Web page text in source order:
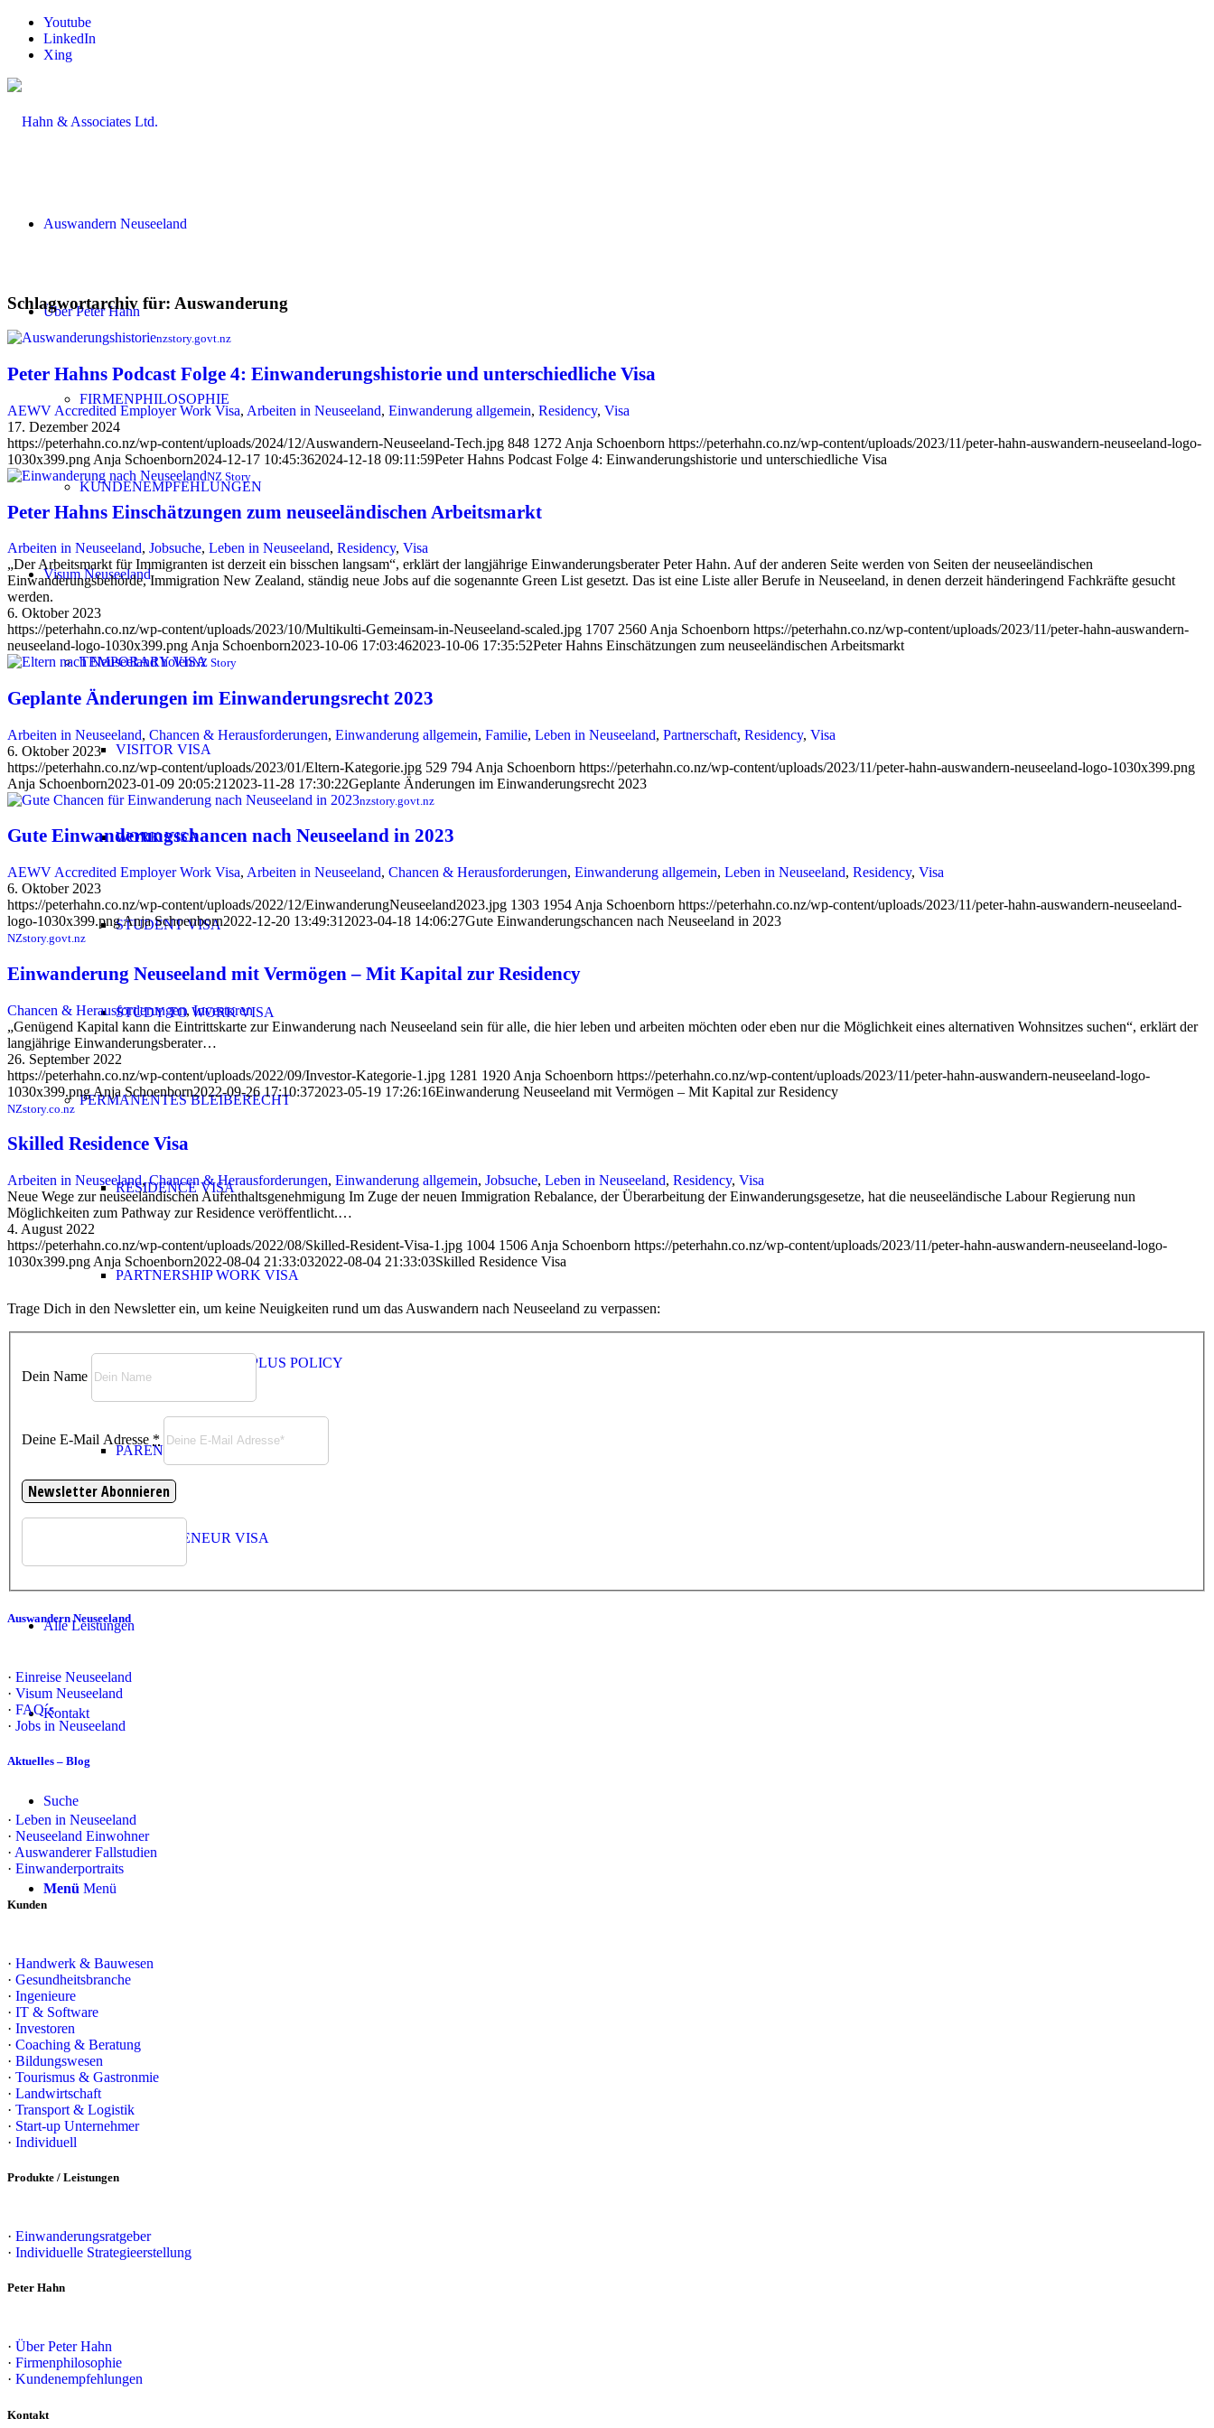
Youtube
LinkedIn
Xing
Auswandern Neuseeland
Über Peter Hahn
FIRMENPHILOSOPHIE
KUNDENEMPFEHLUNGEN
Visum Neuseeland
TEMPORARY VISA
VISITOR VISA
WORK VISA
STUDENT VISA
STUDY TO WORK VISA
PERMANENTES BLEIBERECHT
RESIDENCE VISA
PARTNERSHIP WORK VISA
ACTIVE INVESTOR PLUS POLICY
PARENT CATEGORIES
ENTREPRENEUR VISA
Alle Leistungen
Kontakt
Suche
Menü Menü
Schlagwortarchiv für: Auswanderung
nzstory.govt.nz
Peter Hahns Podcast Folge 4: Einwanderungshistorie und unterschiedliche Visa
AEWV Accredited Employer Work Visa, Arbeiten in Neuseeland, Einwanderung allgemein, Residency, Visa
17. Dezember 2024
https://peterhahn.co.nz/wp-content/uploads/2024/12/Auswandern-Neuseeland-Tech.jpg 848 1272 Anja Schoenborn https://peterhahn.co.nz/wp-content/uploads/2023/11/peter-hahn-auswandern-neuseeland-logo-
1030x399.png Anja Schoenborn2024-12-17 10:45:362024-12-18 09:11:59Peter Hahns Podcast Folge 4: Einwanderungshistorie und unterschiedliche Visa
NZ Story
Peter Hahns Einschätzungen zum neuseeländischen Arbeitsmarkt
Arbeiten in Neuseeland, Jobsuche, Leben in Neuseeland, Residency, Visa
„Der Arbeitsmarkt für Immigranten ist derzeit ein bisschen langsam“, erklärt der langjährige Einwanderungsberater Peter Hahn. Auf der anderen Seite werden von Seiten der neuseeländischen
Einwanderungsbehörde, Immigration New Zealand, ständig neue Jobs auf die sogenannte Green List gesetzt. Das ist eine Liste aller Berufe in Neuseeland, in denen derzeit händeringend Fachkräfte gesucht
werden.
6. Oktober 2023
https://peterhahn.co.nz/wp-content/uploads/2023/10/Multikulti-Gemeinsam-in-Neuseeland-scaled.jpg 1707 2560 Anja Schoenborn https://peterhahn.co.nz/wp-content/uploads/2023/11/peter-hahn-auswandern-
neuseeland-logo-1030x399.png Anja Schoenborn2023-10-06 17:03:462023-10-06 17:35:52Peter Hahns Einschätzungen zum neuseeländischen Arbeitsmarkt
NZ Story
Geplante Änderungen im Einwanderungsrecht 2023
Arbeiten in Neuseeland, Chancen & Herausforderungen, Einwanderung allgemein, Familie, Leben in Neuseeland, Partnerschaft, Residency, Visa
6. Oktober 2023
https://peterhahn.co.nz/wp-content/uploads/2023/01/Eltern-Kategorie.jpg 529 794 Anja Schoenborn https://peterhahn.co.nz/wp-content/uploads/2023/11/peter-hahn-auswandern-neuseeland-logo-1030x399.png
Anja Schoenborn2023-01-09 20:05:21 2023-11-28 17:30:22Geplante Änderungen im Einwanderungsrecht 2023
nzstory.govt.nz
Gute Einwanderungschancen nach Neuseeland in 2023
AEWV Accredited Employer Work Visa, Arbeiten in Neuseeland, Chancen & Herausforderungen, Einwanderung allgemein, Leben in Neuseeland, Residency, Visa
6. Oktober 2023
https://peterhahn.co.nz/wp-content/uploads/2022/12/EinwanderungNeuseeland2023.jpg 1303 1954 Anja Schoenborn https://peterhahn.co.nz/wp-content/uploads/2023/11/peter-hahn-auswandern-neuseeland-
logo-1030x399.png Anja Schoenborn2022-12-20 13:49:31 2023-04-18 14:06:27Gute Einwanderungschancen nach Neuseeland in 2023
NZstory.govt.nz
Einwanderung Neuseeland mit Vermögen – Mit Kapital zur Residency
Chancen & Herausforderungen,Investoren
„Genügend Kapital kann die Eintrittskarte zur Einwanderung nach Neuseeland sein für alle, die hier leben und arbeiten möchten oder eben nur die Möglichkeit eines alternativen Wohnsitzes suchen“, erklärt der
langjährige Einwanderungsberater…
26. September 2022
https://peterhahn.co.nz/wp-content/uploads/2022/09/Investor-Kategorie-1.jpg 1281 1920 Anja Schoenborn https://peterhahn.co.nz/wp-content/uploads/2023/11/peter-hahn-auswandern-neuseeland-logo-
1030x399.pngAnja Schoenborn2022-09-26 17:10:372023-05-19 17:26:16Einwanderung Neuseeland mit Vermögen – Mit Kapital zur Residency
NZstory.co.nz
Skilled Residence Visa
Arbeiten in Neuseeland,Chancen & Herausforderungen, Einwanderung allgemein, Jobsuche, Leben in Neuseeland, Residency, Visa
Neue Wege zur neuseeländischen Aufenthaltsgenehmigung Im Zuge der neuen Immigration Rebalance, der Überarbeitung der Einwanderungsgesetze, hat die neuseeländische Labour Regierung nun
Möglichkeiten zum Pathway zur Residence veröffentlicht.…
4. August 2022
https://peterhahn.co.nz/wp-content/uploads/2022/08/Skilled-Resident-Visa-1.jpg 1004 1506 Anja Schoenborn https://peterhahn.co.nz/wp-content/uploads/2023/11/peter-hahn-auswandern-neuseeland-logo-
1030x399.png Anja Schoenborn2022-08-04 21:33:032022-08-04 21:33:03Skilled Residence Visa
Trage Dich in den Newsletter ein, um keine Neuigkeiten rund um das Auswandern nach Neuseeland zu verpassen:
Dein Name
Deine E-Mail Adresse *
Auswandern Neuseeland
· Einreise Neuseeland
· Visum Neuseeland
· FAQ´s
· Jobs in Neuseeland
Aktuelles – Blog
· Leben in Neuseeland
· Neuseeland Einwohner
· Auswanderer Fallstudien
· Einwanderportraits
Kunden
· Handwerk & Bauwesen
· Gesundheitsbranche
· Ingenieure
· IT & Software
· Investoren
· Coaching & Beratung
· Bildungswesen
· Tourismus & Gastronmie
· Landwirtschaft
· Transport & Logistik
· Start-up Unternehmer
· Individuell
Produkte / Leistungen
· Einwanderungsratgeber
· Individuelle Strategieerstellung
Peter Hahn
· Über Peter Hahn
· Firmenphilosophie
· Kundenempfehlungen
Kontakt